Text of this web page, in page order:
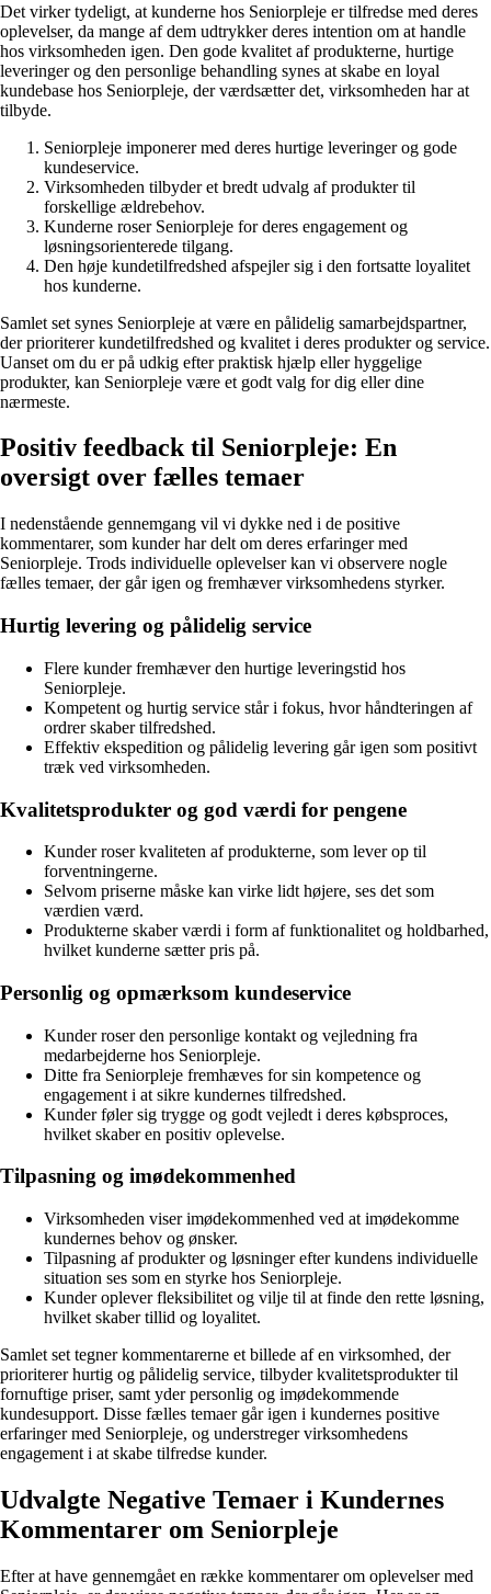
Det virker tydeligt, at kunderne hos Seniorpleje er tilfredse med deres
oplevelser, da mange af dem udtrykker deres intention om at handle
hos virksomheden igen. Den gode kvalitet af produkterne, hurtige
leveringer og den personlige behandling synes at skabe en loyal
kundebase hos Seniorpleje, der værdsætter det, virksomheden har at
tilbyde.
Seniorpleje imponerer med deres hurtige leveringer og gode
kundeservice.
Virksomheden tilbyder et bredt udvalg af produkter til
forskellige ældrebehov.
Kunderne roser Seniorpleje for deres engagement og
løsningsorienterede tilgang.
Den høje kundetilfredshed afspejler sig i den fortsatte loyalitet
hos kunderne.
Samlet set synes Seniorpleje at være en pålidelig samarbejdspartner,
der prioriterer kundetilfredshed og kvalitet i deres produkter og service.
Uanset om du er på udkig efter praktisk hjælp eller hyggelige
produkter, kan Seniorpleje være et godt valg for dig eller dine
nærmeste.
Positiv feedback til Seniorpleje: En
oversigt over fælles temaer
I nedenstående gennemgang vil vi dykke ned i de positive
kommentarer, som kunder har delt om deres erfaringer med
Seniorpleje. Trods individuelle oplevelser kan vi observere nogle
fælles temaer, der går igen og fremhæver virksomhedens styrker.
Hurtig levering og pålidelig service
Flere kunder fremhæver den hurtige leveringstid hos
Seniorpleje.
Kompetent og hurtig service står i fokus, hvor håndteringen af
ordrer skaber tilfredshed.
Effektiv ekspedition og pålidelig levering går igen som positivt
træk ved virksomheden.
Kvalitetsprodukter og god værdi for pengene
Kunder roser kvaliteten af produkterne, som lever op til
forventningerne.
Selvom priserne måske kan virke lidt højere, ses det som
værdien værd.
Produkterne skaber værdi i form af funktionalitet og holdbarhed,
hvilket kunderne sætter pris på.
Personlig og opmærksom kundeservice
Kunder roser den personlige kontakt og vejledning fra
medarbejderne hos Seniorpleje.
Ditte fra Seniorpleje fremhæves for sin kompetence og
engagement i at sikre kundernes tilfredshed.
Kunder føler sig trygge og godt vejledt i deres købsproces,
hvilket skaber en positiv oplevelse.
Tilpasning og imødekommenhed
Virksomheden viser imødekommenhed ved at imødekomme
kundernes behov og ønsker.
Tilpasning af produkter og løsninger efter kundens individuelle
situation ses som en styrke hos Seniorpleje.
Kunder oplever fleksibilitet og vilje til at finde den rette løsning,
hvilket skaber tillid og loyalitet.
Samlet set tegner kommentarerne et billede af en virksomhed, der
prioriterer hurtig og pålidelig service, tilbyder kvalitetsprodukter til
fornuftige priser, samt yder personlig og imødekommende
kundesupport. Disse fælles temaer går igen i kundernes positive
erfaringer med Seniorpleje, og understreger virksomhedens
engagement i at skabe tilfredse kunder.
Udvalgte Negative Temaer i Kundernes
Kommentarer om Seniorpleje
Efter at have gennemgået en række kommentarer om oplevelser med